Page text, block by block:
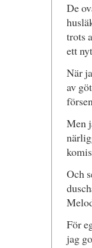
De
trots
ett
När
av
Men
Och
För
jag